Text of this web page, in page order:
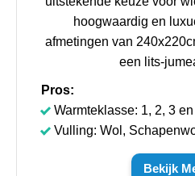
hoogwaardig en
afmetingen van
een lits-
Pros:
Warmteklasse: 1, 2, 3
Vulling: Wol,
Bekijk